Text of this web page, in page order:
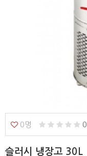
0명
슬러시 냉장고 30L